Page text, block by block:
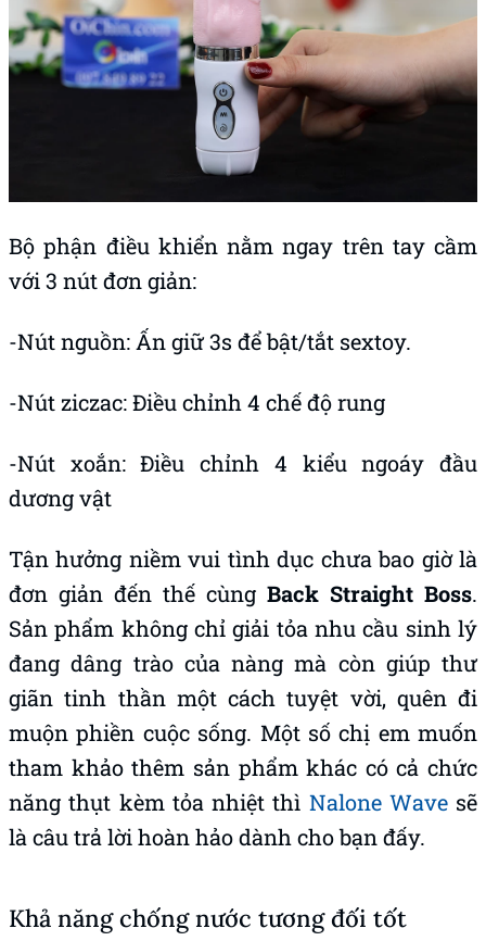
Bộ phận điều khiển nằm ngay trên tay cầm
với 3 nút đơn giản:
-Nút nguồn: Ấn giữ 3s để bật/tắt sextoy.
-Nút ziczac: Điều chỉnh 4 chế độ rung
-Nút xoắn: Điều chỉnh 4 kiểu ngoáy đầu
dương vật
Tận hưởng niềm vui tình dục chưa bao giờ là
đơn giản đến thế cùng Back Straight Boss.
Sản phẩm không chỉ giải tỏa nhu cầu sinh lý
đang dâng trào của nàng mà còn giúp thư
giãn tinh thần một cách tuyệt vời, quên đi
muộn phiền cuộc sống. Một số chị em muốn
tham khảo thêm sản phẩm khác có cả chức
năng thụt kèm tỏa nhiệt thì Nalone Wavesẽ
là câu trả lời hoàn hảo dành cho bạn đấy.
Khả năng chống nước tương đối tốt